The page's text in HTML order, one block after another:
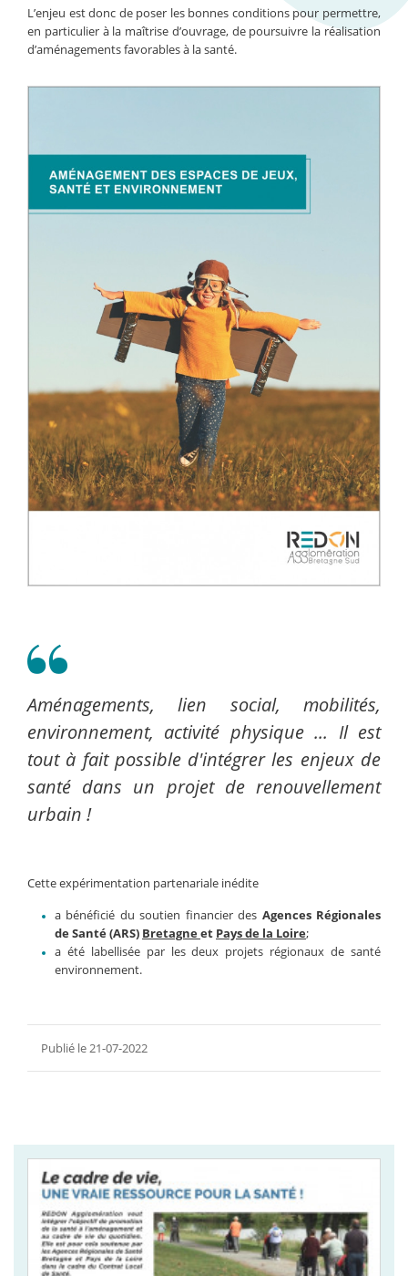
L’enjeu est donc de poser les bonnes conditions pour permettre,
en particulier à la maîtrise d’ouvrage, de poursuivre la réalisation
d’aménagements favorables à la santé.
Aménagements, lien social, mobilités,
environnement, activité physique ... ​Il est
tout à fait possible d'intégrer les enjeux de
santé dans un projet de renouvellement
urbain !
Cette expérimentation partenariale inédite
a bénéficié du soutien financier des Agences Régionales
de Santé (ARS) Bretagne et Pays de la Loire;
a été labellisée par les deux projets régionaux de santé
environnement.
Publié le 21-07-2022